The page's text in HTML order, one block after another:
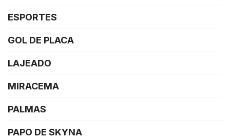
ESPORTES
GOL DE PLACA
LAJEADO
MIRACEMA
PALMAS
PAPO DE SKYNA